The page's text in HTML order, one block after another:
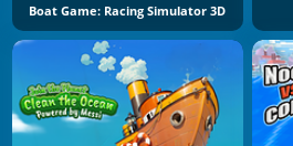
Boat Game: Racing Simulator 3D